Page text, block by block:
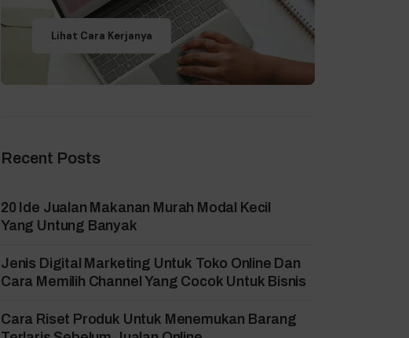
Lihat Cara Kerjanya
Recent Posts
20 Ide Jualan Makanan Murah Modal Kecil
Yang Untung Banyak
Jenis Digital Marketing Untuk Toko Online Dan
Cara Memilih Channel Yang Cocok Untuk Bisnis
Cara Riset Produk Untuk Menemukan Barang